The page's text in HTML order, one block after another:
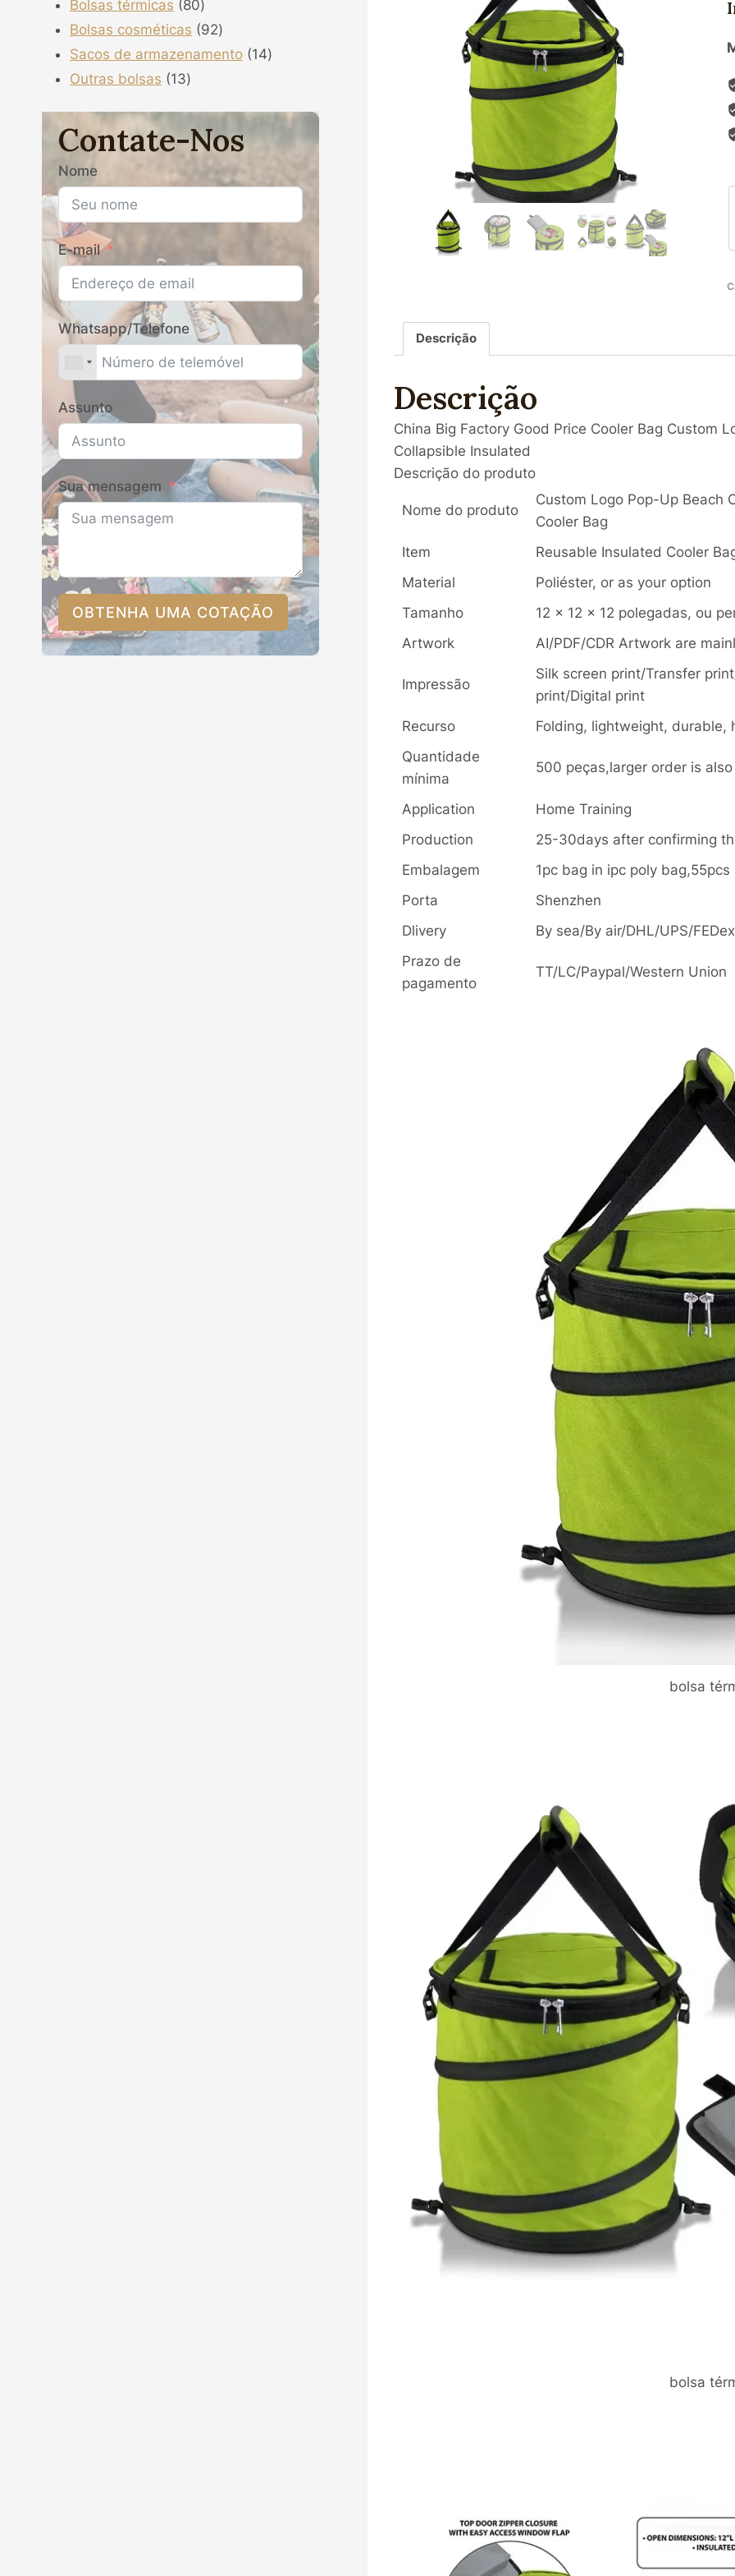
Descrição
Descrição
China Big Factory Good Price Cooler Bag Custom
Collapsible Insulated
Descrição do produto
Nome do produto
Custom Logo Pop-Up Beach
Cooler Bag
Item
Reusable Insulated Cooler
Material
Poliéster, or as your option
Tamanho
12 x 12 x 12 polegadas, ou
Artwork
AI/PDF/CDR Artwork are
Impressão
Silk screen print/Transfer
print/Digital print
Recurso
Folding, lightweight, durable,
Quantidade
mínima
500 peças,larger order is
Application
Home Training
Production
25-30days after confirming
Embalagem
1pc bag in ipc poly
Porta
Shenzhen
Dlivery
By sea/By air/DHL/UPS/
Prazo de
pagamento
TT/LC/Paypal/Western Union
bolsa
bolsa
Bolsas térmicas 8080
produtos
Bolsas cosméticas 9292
produtos
Sacos de armazenamento 1414
Outras bolsas 1313
Contate-Nos
Nome
E-mail
Whatsapp/Telefone
Assunto
Sua mensagem
OBTENHA UMA COTAÇÃO